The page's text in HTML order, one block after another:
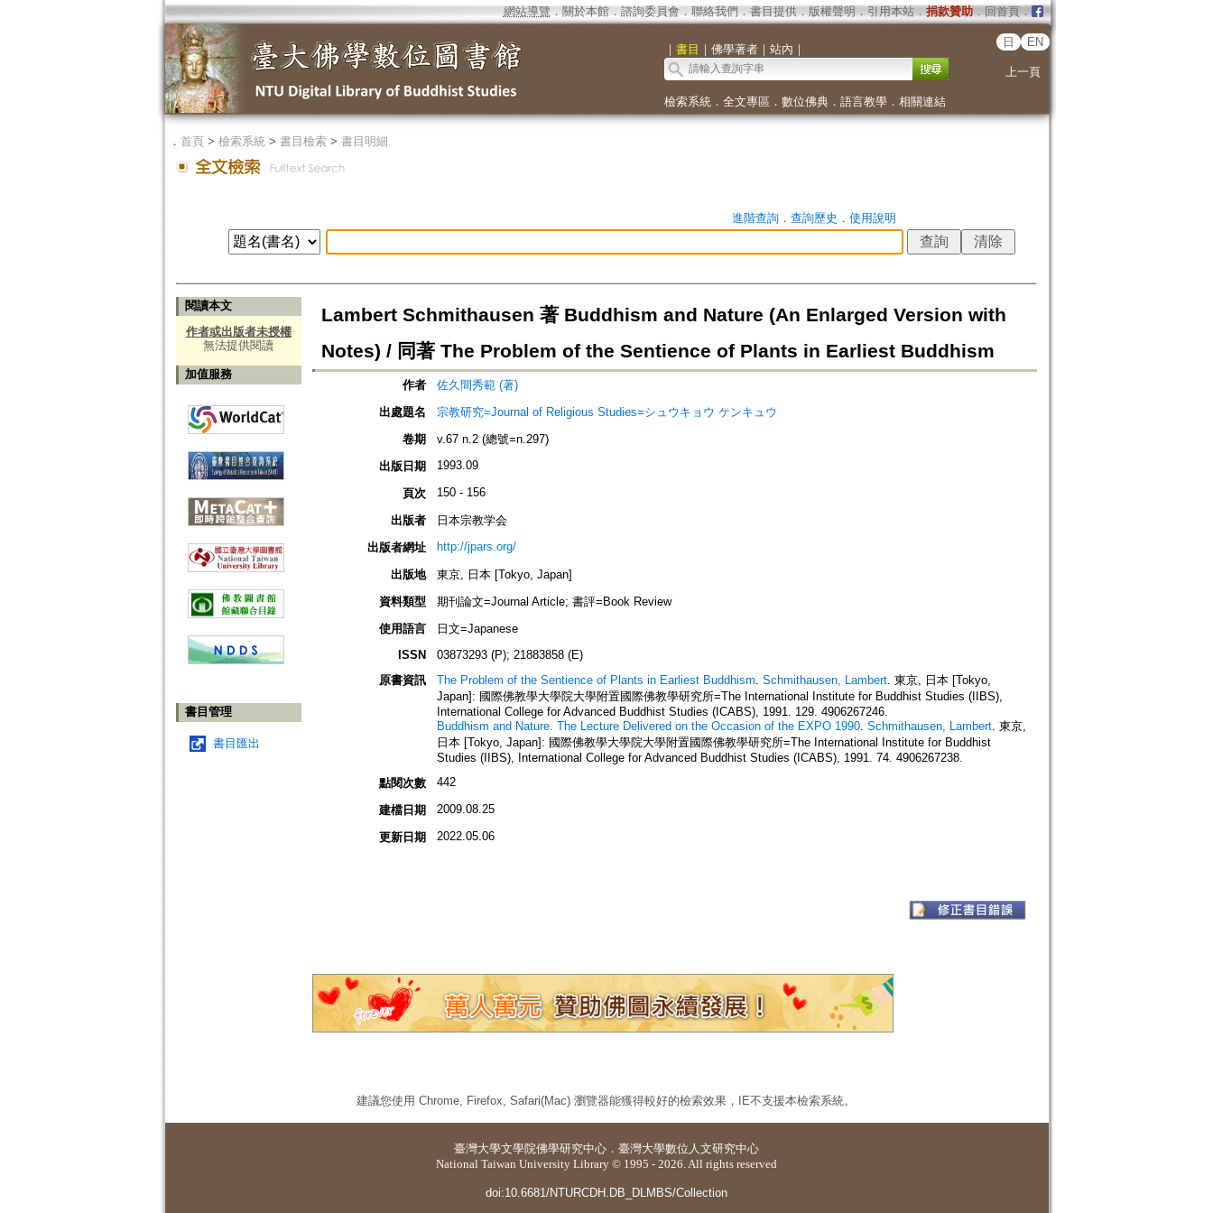
網站導覽 ． 關於本館． 諮詢委員會． 聯絡我們 ． 書目提供． 版權聲明 ． 引用本站． 捐款贊助．回首頁．
｜ 書目 ｜ 佛學著者｜ 站內 ｜
日 EN
上一頁
檢索系統． 全文專區 ． 數位佛典． 語言教學． 相關連結
． 首頁> 檢索系統> 書目檢索> 書目明細
進階查詢． 查詢歷史 ． 使用說明
閱讀本文
作者或出版者未授權
無法提供閱讀
加值服務
書目管理
書目匯出
Lambert Schmithausen 著 Buddhism and Nature (An Enlarged Version with
Notes) / 同著 The Problem of the Sentience of Plants in Earliest Buddhism
作者
佐久間秀範 (著)
出處題名
宗教研究=Journal of Religious Studies=シュウキョウ ケンキュウ
卷期
v.67 n.2 (總號=n.297)
出版日期
1993.09
頁次 150 - 156
出版者
日本宗教学会
出版者網址
http://jpars.org/
出版地
東京, 日本 [Tokyo, Japan]
資料類型
期刊論文=Journal Article; 書評=Book Review
使用語言
日文=Japanese
ISSN
03873293 (P); 21883858 (E)
原書資訊
The Problem of the Sentience of Plants in Earliest Buddhism. Schmithausen, Lambert. 東京, 日本 [Tokyo,
Japan]: 國際佛教學大學院大學附置國際佛教學研究所=The International Institute for Buddhist Studies (IIBS),
International College for Advanced Buddhist Studies (ICABS), 1991. 129. 4906267246.
Buddhism and Nature. The Lecture Delivered on the Occasion of the EXPO 1990. Schmithausen, Lambert. 東京,
日本 [Tokyo, Japan]: 國際佛教學大學院大學附置國際佛教學研究所=The International Institute for Buddhist
Studies (IIBS), International College for Advanced Buddhist Studies (ICABS), 1991. 74. 4906267238.
點閱次數
442
建檔日期 2009.08.25
更新日期 2022.05.06
建議您使用 Chrome, Firefox, Safari(Mac) 瀏覽器能獲得較好的檢索效果，IE不支援本檢索系統。
臺灣大學文學院佛學研究中心 ． 臺灣大學數位人文研究中心
National Taiwan University Library © 1995 - 2026. All rights reserved
doi:10.6681/NTURCDH.DB_DLMBS/Collection